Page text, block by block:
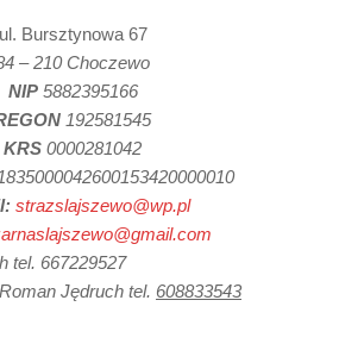
ul. Bursztynowa 67
– 210 Choczewo
NIP5882395166
192581545
KRS 0000281042
strazslajszewo@wp.pl
tel. 667229527
Jędruch tel. 608833543